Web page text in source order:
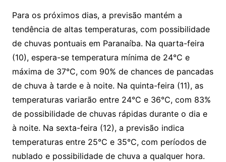
Para os próximos dias, a previsão mantém a
tendência de altas temperaturas, com possibilidade
de chuvas pontuais em Paranaíba. Na quarta-feira
(10), espera-se temperatura mínima de 24°C e
máxima de 37°C, com 90% de chances de pancadas
de chuva à tarde e à noite. Na quinta-feira (11), as
temperaturas variarão entre 24°C e 36°C, com 83%
de possibilidade de chuvas rápidas durante o dia e
à noite. Na sexta-feira (12), a previsão indica
temperaturas entre 25°C e 35°C, com períodos de
nublado e possibilidade de chuva a qualquer hora.